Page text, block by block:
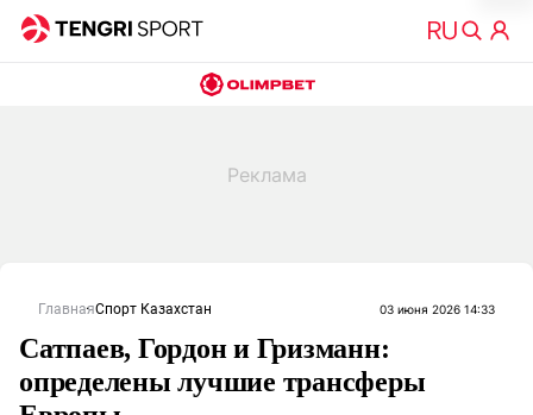
ГлавнаяСпорт Казахстан 03 июня 2026 14:33
Сатпаев, Гордон и Гризманн:
определены лучшие трансферы